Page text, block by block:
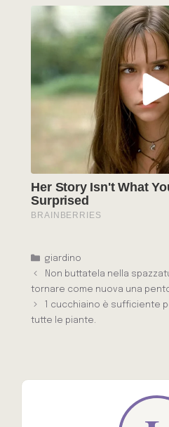
Categorie
giardino
Non buttatela nella
tornare come nuova una
1 cucchiaino è sufficiente
tutte le piante.